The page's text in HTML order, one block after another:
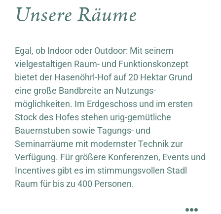
Unsere Räume
Egal, ob Indoor oder Outdoor: Mit seinem
vielgestaltigen Raum- und Funktionskonzept
bietet der Hasenöhrl-Hof auf 20 Hektar Grund
eine große Bandbreite an Nutzungs-
möglichkeiten. Im Erdgeschoss und im ersten
Stock des Hofes stehen urig-gemütliche
Bauernstuben sowie Tagungs- und
Seminarräume mit modernster Technik zur
Verfügung. Für größere Konferenzen, Events und
Incentives gibt es im stimmungsvollen Stadl
Raum für bis zu 400 Personen.